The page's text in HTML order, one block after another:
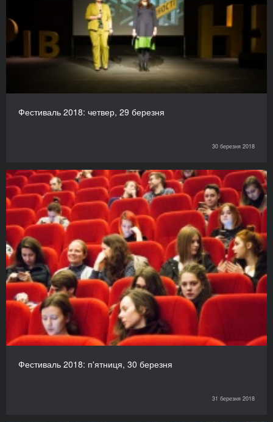
Фестиваль 2018: четвер, 29 березня
30 березня 2018
Фестиваль 2018: п'ятниця, 30 березня
31 березня 2018